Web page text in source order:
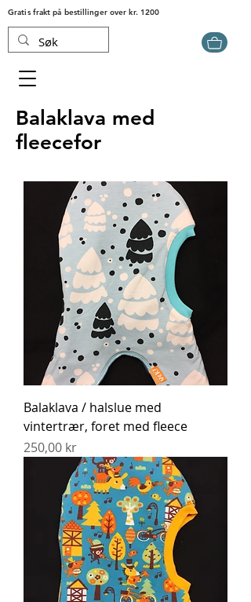
Gratis frakt på bestillinger over kr. 1200
Balaklava med
fleecefor
Balaklava / halslue med
vintertrær, foret med fleece
Pris
250,00 kr